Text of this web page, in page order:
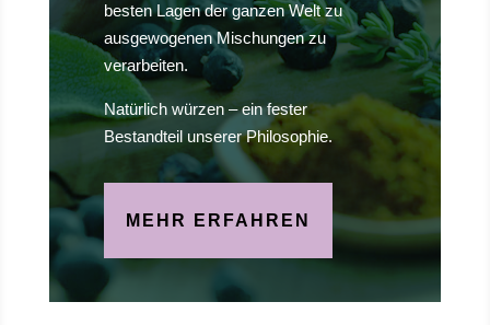
besten Lagen der ganzen Welt zu
ausgewogenen Mischungen zu
verarbeiten.
Natürlich würzen – ein fester
Bestandteil unserer Philosophie.
MEHR ERFAHREN